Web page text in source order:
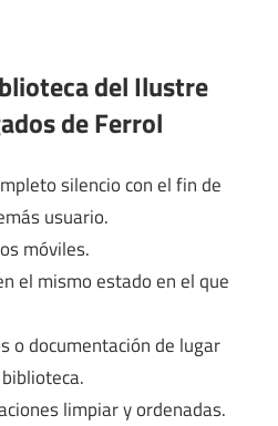
del Ilustre
de Ferrol
silencio con el fin de
usuario.
móviles.
el mismo estado en el que
o documentación de lugar
limpiar y ordenadas.